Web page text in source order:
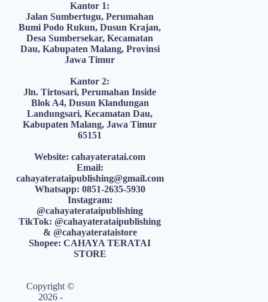
Kantor 1:
Jalan Sumbertugu, Perumahan
Bumi Podo Rukun, Dusun Krajan,
Desa Sumbersekar, Kecamatan
Dau, Kabupaten Malang, Provinsi
Jawa Timur
Kantor 2:
Jln. Tirtosari, Perumahan Inside
Blok A4, Dusun Klandungan
Landungsari, Kecamatan Dau,
Kabupaten Malang, Jawa Timur
65151
Website: cahayateratai.com
Email:
cahayaterataipublishing@gmail.com
Whatsapp: 0851-2635-5930
Instagram:
@cahayaterataipublishing
TikTok: @cahayaterataipublishing
& @cahayaterataistore
Shopee: CAHAYA TERATAI
STORE
Copyright ©
2026 -